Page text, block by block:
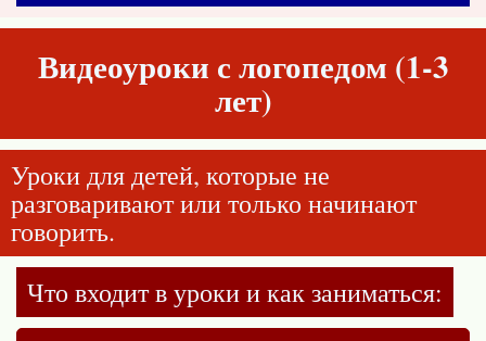
Видеоуроки с логопедом (1-3
лет)
Уроки для детей, которые не
разговаривают или только начинают
говорить.
Что входит в уроки и как заниматься: